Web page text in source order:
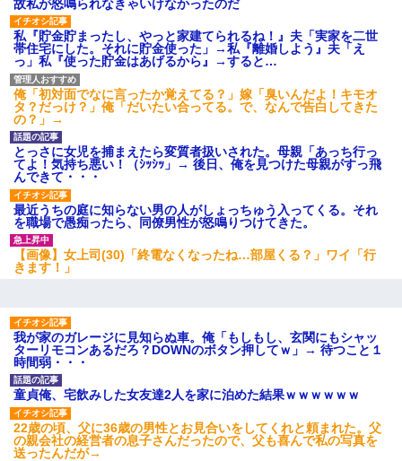
見合いにて。嫁「はじめまして」俺「失礼ですが○○さんご本人で
すか？」
妻「ずっと好きだった人と一緒になりたいから、わかれてくださ
い」→離婚後、娘と実家で生活してると…
嫁に不倫されたから嫁と不倫相手に1000万の慰謝料請求した
【ワロタ】姉から「肉食系14才、乳丸出し、毛はうっすら生えか
け」というタイトルで画像が送られてきた
[緊急]ベロベロの女に声をかけて行為してきた結果
彼にプロポーズされたんだけど、実は資産家だと知って婚約破棄
した。B子「A男くんと別れたって本当？私が付き合ってもい
い？」
同じマンションに住んでる女性が鍵をわかりやすいところに隠し
ている事に気づいた俺「忍びこんでみよう！」→ 結果
故私が怒鳴られなきゃいけなかったのだ
私『貯金貯まったし、やっと家建てられるね！』夫「実家を二世
帯住宅にした。それに貯金使った」→私『離婚しよう』夫「え
っ」私『使った貯金はあげるから』→すると…
俺「初対面でなに言ったか覚えてる？」嫁「臭いんだよ！キモオ
タ？だっけ？」俺「だいたい合ってる。で、なんで告白してきた
の？」→
とっさに女児を捕まえたら変質者扱いされた。母親「あっち行っ
てよ！気持ち悪い！（ｼｯｼｯ」→ 後日、俺を見つけた母親がすっ飛
んできて・・・
最近うちの庭に知らない男の人がしょっちゅう入ってくる。それ
を職場で愚痴ったら、同僚男性が怒鳴りつけてきた。
【画像】女上司(30)「終電なくなったね…部屋くる？」ワイ「行
きます！」
我が家のガレージに見知らぬ車。俺「もしもし、玄関にもシャッ
ターリモコンあるだろ？DOWNのボタン押してｗ」→ 待つこと１
時間弱・・・
童貞俺、宅飲みした女友達2人を家に泊めた結果ｗｗｗｗｗｗ
22歳の頃、父に36歳の男性とお見合いをしてくれと頼まれた。父
の親会社の経営者の息子さんだったので、父も喜んで私の写真を
送ったんだが→